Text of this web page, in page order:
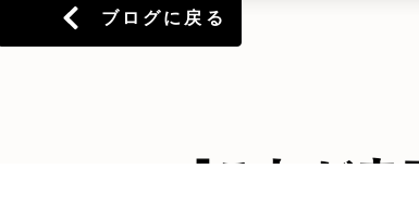
ブログに戻る